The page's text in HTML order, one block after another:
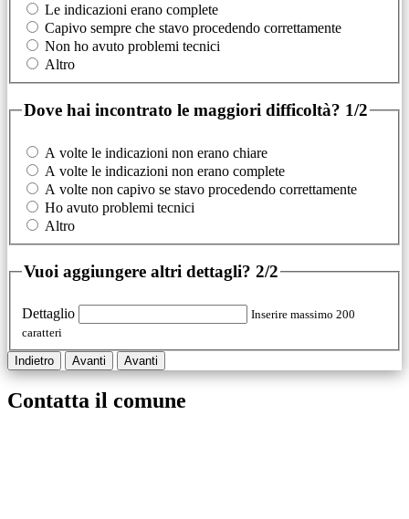
Le indicazioni erano complete
Capivo sempre che stavo procedendo correttamente
Non ho avuto problemi tecnici
Altro
Dove hai incontrato le maggiori difficoltà? 1/2
A volte le indicazioni non erano chiare
A volte le indicazioni non erano complete
A volte non capivo se stavo procedendo correttamente
Ho avuto problemi tecnici
Altro
Vuoi aggiungere altri dettagli? 2/2
Dettaglio
Inserire massimo 200
caratteri
Indietro Avanti Avanti
Contatta il comune